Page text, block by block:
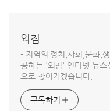
외침
- 지역의 정치,사회,문화,
공하는 '외침' 인터넷 뉴스
으로 찾아가겠습니다.
구독하기